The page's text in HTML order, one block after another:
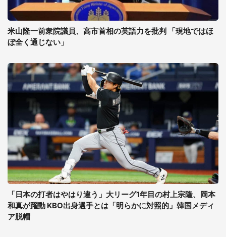
米山隆一前衆院議員、高市首相の英語力を批判 「現地ではほ
ぼ全く通じない」
「日本の打者はやはり違う」大リーグ1年目の村上宗隆、岡本
和真が躍動 KBO出身選手とは「明らかに対照的」韓国メディ
ア脱帽